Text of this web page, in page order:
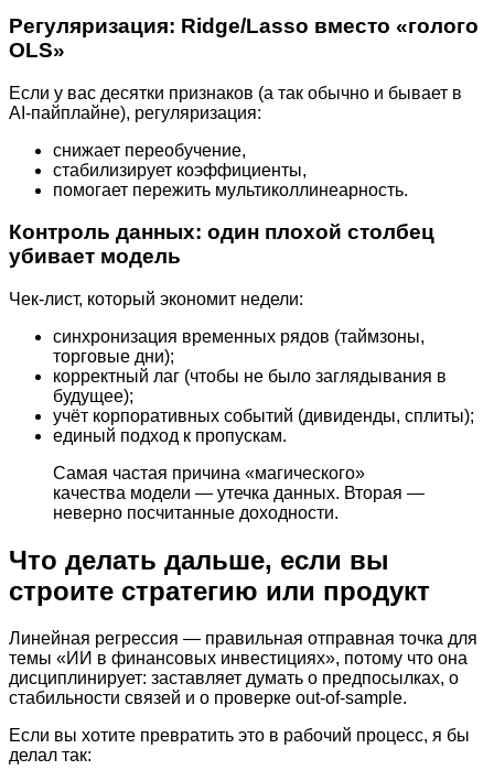
Регуляризация: Ridge/Lasso вместо «голого
OLS»
Если у вас десятки признаков (а так обычно и бывает в
AI-пайплайне), регуляризация:
снижает переобучение,
стабилизирует коэффициенты,
помогает пережить мультиколлинеарность.
Контроль данных: один плохой столбец
убивает модель
Чек-лист, который экономит недели:
синхронизация временных рядов (таймзоны,
торговые дни);
корректный лаг (чтобы не было заглядывания в
будущее);
учёт корпоративных событий (дивиденды, сплиты);
единый подход к пропускам.
Самая частая причина «магического»
качества модели — утечка данных. Вторая —
неверно посчитанные доходности.
Что делать дальше, если вы
строите стратегию или продукт
Линейная регрессия — правильная отправная точка для
темы «ИИ в финансовых инвестициях», потому что она
дисциплинирует: заставляет думать о предпосылках, о
стабильности связей и о проверке out-of-sample.
Если вы хотите превратить это в рабочий процесс, я бы
делал так: